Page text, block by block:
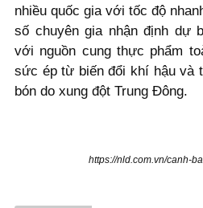
nhiều quốc gia với tốc độ
số chuyên gia nhận định dự
với nguồn cung thực phẩm
sức ép từ biến đổi khí hậu và
bón do xung đột Trung Đông.
https://nld.com.vn/canh-